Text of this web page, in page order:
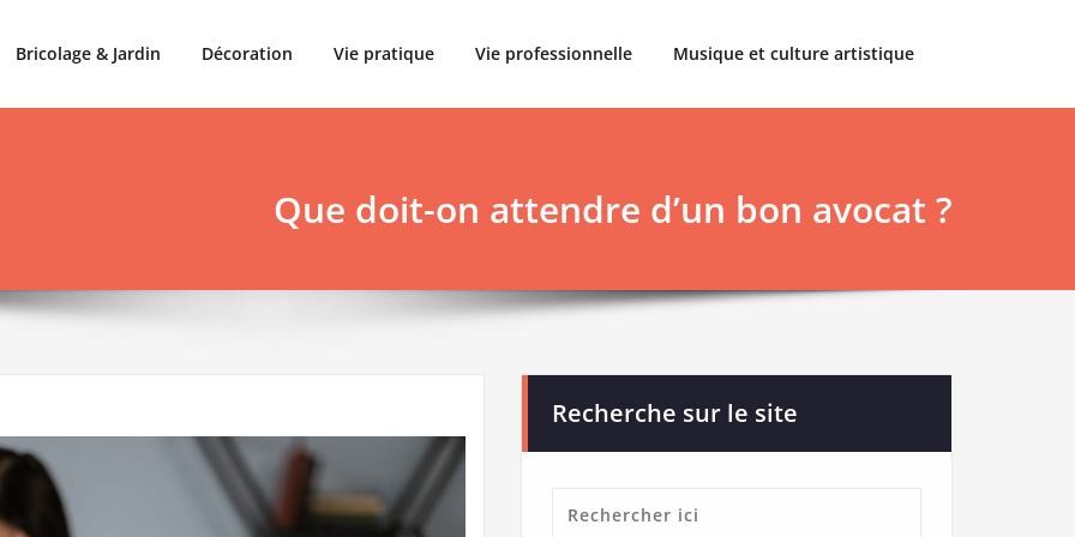
Bricolage & Jardin Décoration Vie pratique Vie professionnelle Musique et culture artistique
Que doit-on attendre d’un bon avocat ?
Recherche sur le site